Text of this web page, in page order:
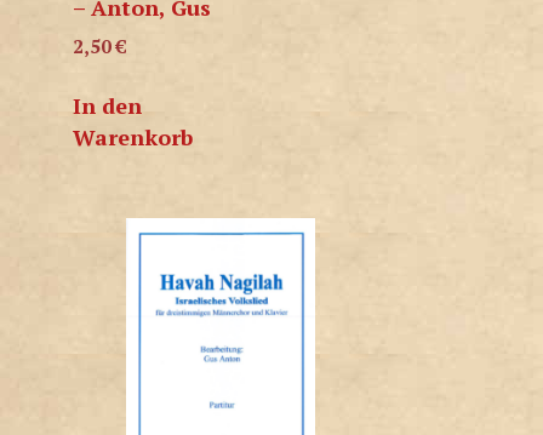
– Anton, Gus
2,50€
In den
Warenkorb